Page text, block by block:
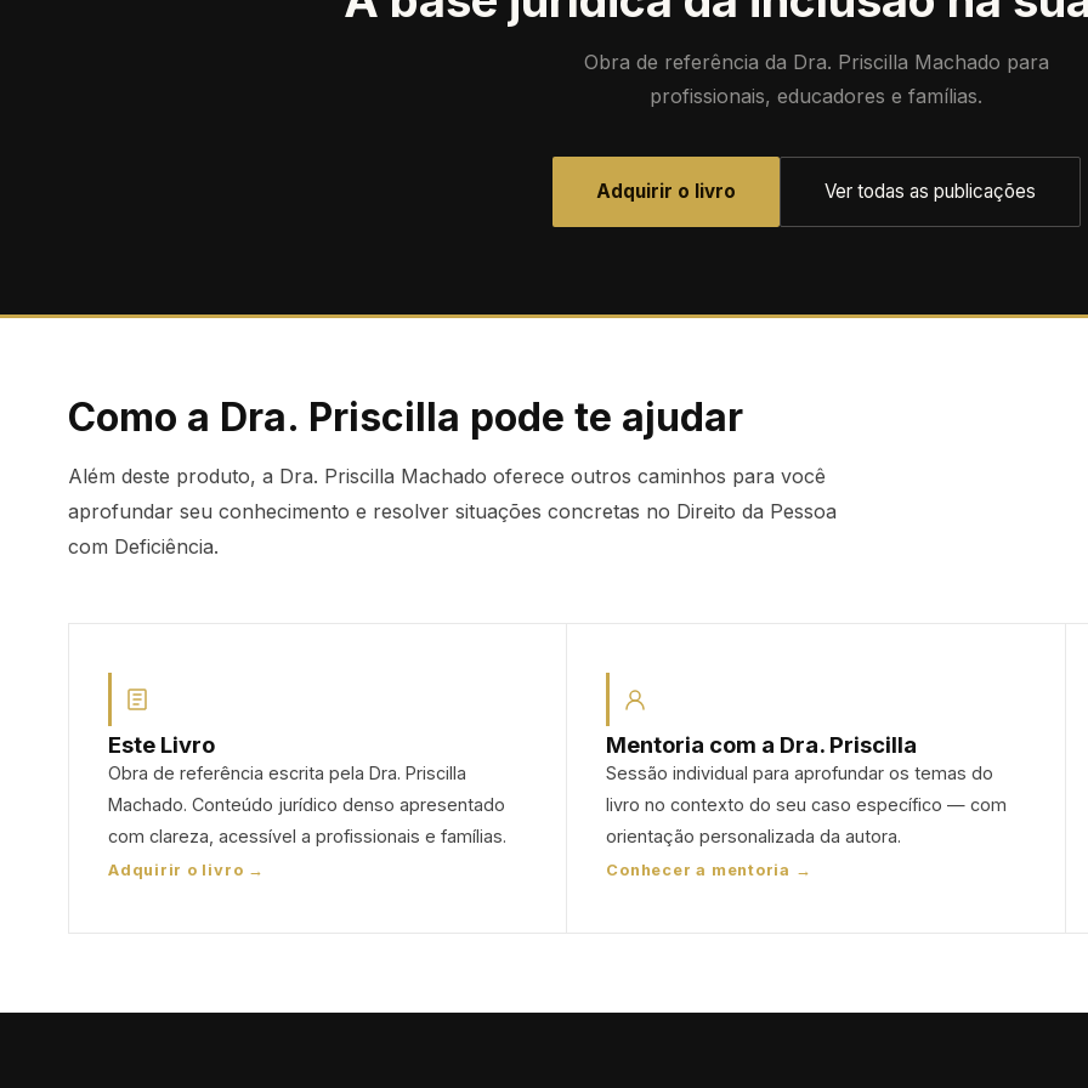
Obra de referência da Dra. Priscilla Machado para
profissionais, educadores e famílias.
Adquirir o livro Ver todas as publicações
Como a Dra. Priscilla pode te ajudar
Além deste produto, a Dra. Priscilla Machado oferece outros caminhos para você
aprofundar seu conhecimento e resolver situações concretas no Direito da Pessoa
com Deficiência.
Este Livro
Obra de referência escrita pela Dra. Priscilla
Machado. Conteúdo jurídico denso apresentado
com clareza, acessível a profissionais e famílias.
Adquirir o livro →
Mentoria com a Dra. Priscilla
Sessão individual para aprofundar os temas do
livro no contexto do seu caso específico — com
orientação personalizada da autora.
Conhecer a mentoria →